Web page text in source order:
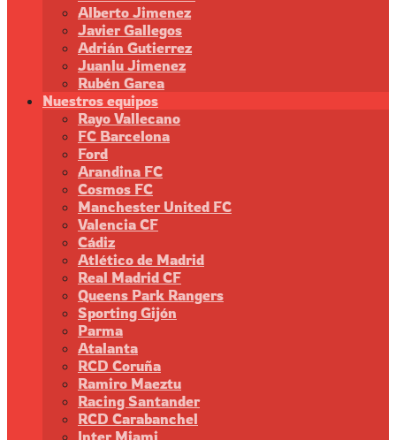
Alberto Jimenez
Javier Gallegos
Adrián Gutierrez
Juanlu Jimenez
Rubén Garea
Nuestros equipos
Rayo Vallecano
FC Barcelona
Ford
Arandina FC
Cosmos FC
Manchester United FC
Valencia CF
Cádiz
Atlético de Madrid
Real Madrid CF
Queens Park Rangers
Sporting Gijón
Parma
Atalanta
RCD Coruña
Ramiro Maeztu
Racing Santander
RCD Carabanchel
Inter Miami